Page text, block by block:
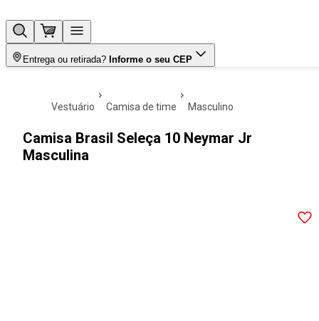
Entrega ou retirada? Informe o seu CEP
vestuário camisa de time masculino
Camisa Brasil Seleça 10 Neymar Jr
Masculina